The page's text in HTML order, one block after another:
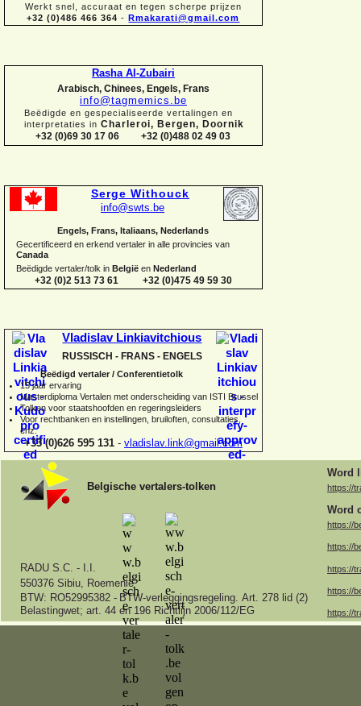
Werkt snel, accuraat en tegen scherpe prijzen
+32 (0)486 466 364 - Rmakarati@gmail.com
Rasha Al-Zubairi
Arabisch, Chinees, Engels, Frans
info@tagmemics.be
Beëdigde en gespecialiseerde vertalingen en
interpretaties in Charleroi, Bergen, Doornik
+32 (0)69 30 17 06 +32 (0)488 02 49 03
Serge Withouck
info@swts.be
Engels, Frans, Italiaans, Nederlands
Gecertificeerd en erkend vertaler in alle provincies van
Canada
Beëdigde vertaler/tolk in België en Nederland
+32 (0)2 513 73 61 +32 (0)475 49 59 30
Vladislav Linkiavitchious
RUSSISCH - FRANS - ENGELS
Beëdigd vertaler / Conferentietolk
15 jaar ervaring
Masterdiploma Vertalen met onderscheiding van ISTI Brussel
Tolken voor staatshoofden en regeringsleiders
Voor rechtbanken en instellingen, bruiloften, consultaties,
enz.
+33 (0)626 595 131 - vladislav.link@gmail.com
Belgische vertalers-tolken
Word
https://
Word
https://
https://
https://
https://
https://
RADU S.C. - I.I.
550376 Sibiu, Roemenië
BTW: RO52995382 - BTW-verleggingsregeling. Art. 278 lid (2)
Belastingwet; art. 44 en 196 Richtlijn 2006/112/EG